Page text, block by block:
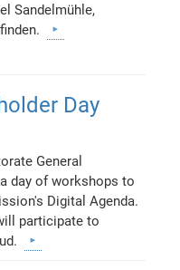
Sandelmühle,
Day
General
day of workshops to
Digital Agenda.
participate to